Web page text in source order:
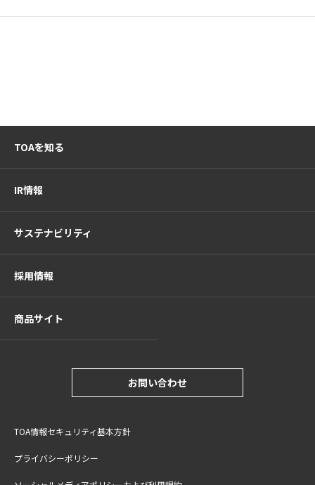
TOAを知る
IR情報
サステナビリティ
採用情報
商品サイト
お問い合わせ
TOA情報セキュリティ基本方針
プライバシーポリシー